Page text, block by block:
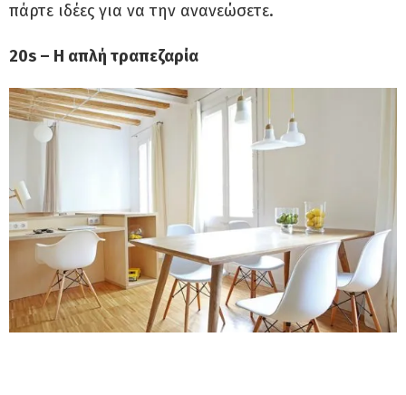
πάρτε ιδέες για να την ανανεώσετε.
20s – Η απλή τραπεζαρία